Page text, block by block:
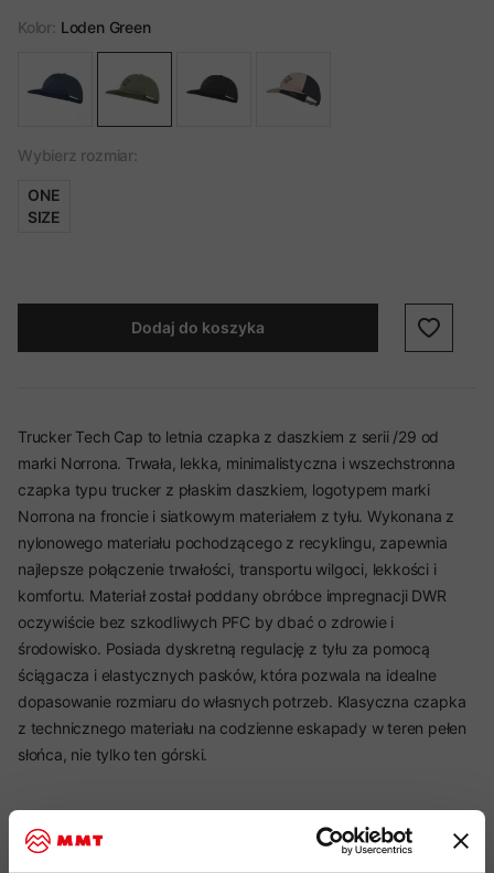
Kolor: Loden Green
Wybierz rozmiar:
ONE
SIZE
Dodaj do koszyka
Trucker Tech Cap to letnia czapka z daszkiem z serii /29 od
marki Norrona. Trwała, lekka, minimalistyczna i wszechstronna
czapka typu trucker z płaskim daszkiem, logotypem marki
Norrona na froncie i siatkowym materiałem z tyłu. Wykonana z
nylonowego materiału pochodzącego z recyklingu, zapewnia
najlepsze połączenie trwałości, transportu wilgoci, lekkości i
komfortu. Materiał został poddany obróbce impregnacji DWR
oczywiście bez szkodliwych PFC by dbać o zdrowie i
środowisko. Posiada dyskretną regulację z tyłu za pomocą
ściągacza i elastycznych pasków, która pozwala na idealne
dopasowanie rozmiaru do własnych potrzeb. Klasyczna czapka
z technicznego materiału na codzienne eskapady w teren pełen
słońca, nie tylko ten górski.
Najważniejsze cechy: